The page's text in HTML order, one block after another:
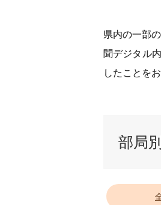
県内の一部
聞デジタル
したことを
部局別